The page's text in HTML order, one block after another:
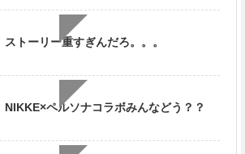
ストーリー重すぎんだろ。。。
NIKKE×ペルソナコラボみんなどう？？